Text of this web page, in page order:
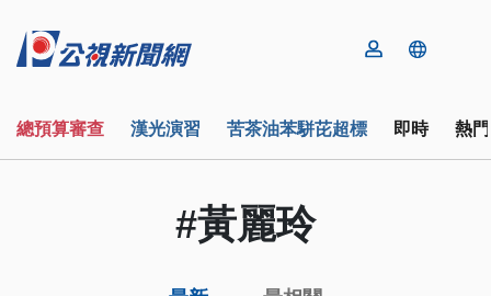
總預算審查 漢光演習 苦茶油苯駢芘超標 即時 熱
#黃麗玲